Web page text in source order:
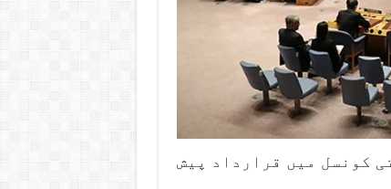
کونسل میں قرارداد پیش